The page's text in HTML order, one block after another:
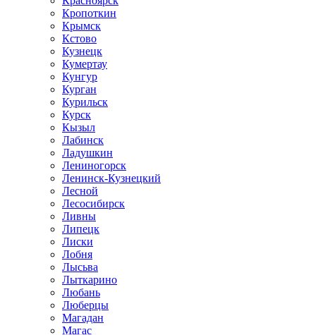
Кропоткин
Крымск
Кстово
Кузнецк
Кумертау
Кунгур
Курган
Курильск
Курск
Кызыл
Лабинск
Ладушкин
Лениногорск
Ленинск-Кузнецкий
Лесной
Лесосибирск
Ливны
Липецк
Лиски
Лобня
Лысьва
Лыткарино
Любань
Люберцы
Магадан
Магас